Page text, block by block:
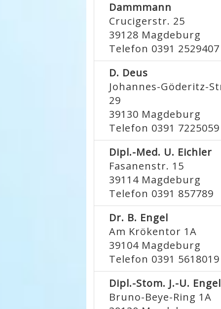
Dammmann
Crucigerstr. 25
39128 Magdeburg
Telefon 0391 2529407
D. Deus
Johannes-Göderitz-
29
39130 Magdeburg
Telefon 0391 7225059
Dipl.-Med. U. Eichler
Fasanenstr. 15
39114 Magdeburg
Telefon 0391 857789
Dr. B. Engel
Am Krökentor 1A
39104 Magdeburg
Telefon 0391 5618019
Dipl.-Stom. J.-U.
Bruno-Beye-Ring 1A